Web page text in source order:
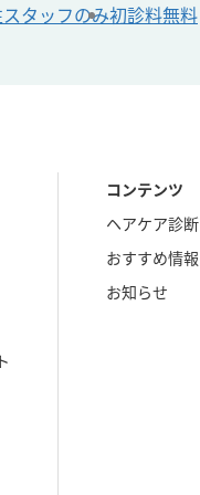
タッフのみ初診料無料
コンテンツ
ヘアケア診断
おすすめ情報
お知らせ